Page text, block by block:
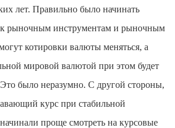
лет. Правильно было начинать
к рыночным инструментам и рыночным
котировки валюты меняться, а
мировой валютой при этом будет
было неразумно. С другой стороны,
курс при стабильной
проще смотреть на курсовые